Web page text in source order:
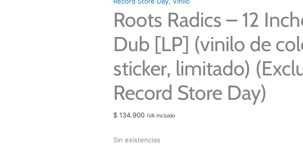
Roots Radics – 12
Dub [LP] (vinilo de
sticker, limitado)
Record Store Day)
$ 134.900 IVA Incluido
Sin existencias